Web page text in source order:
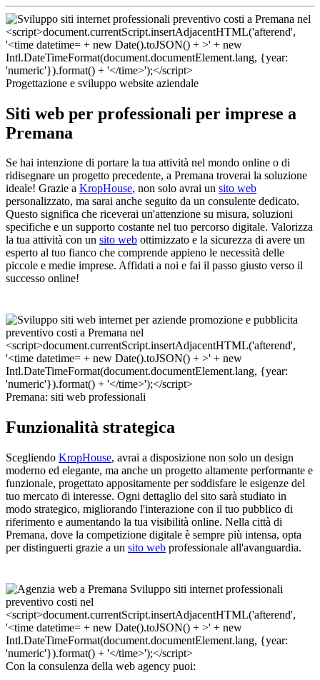
Progettazione e sviluppo website aziendale
Siti web per professionali per imprese a
Premana
Se hai intenzione di portare la tua attività nel mondo online o di
ridisegnare un progetto precedente, a Premana troverai la soluzione
ideale! Grazie a KropHouse, non solo avrai un sito web
personalizzato, ma sarai anche seguito da un consulente dedicato.
Questo significa che riceverai un'attenzione su misura, soluzioni
specifiche e un supporto costante nel tuo percorso digitale. Valorizza
la tua attività con un sito web ottimizzato e la sicurezza di avere un
esperto al tuo fianco che comprende appieno le necessità delle
piccole e medie imprese. Affidati a noi e fai il passo giusto verso il
successo online!
Premana: siti web professionali
Funzionalità strategica
Scegliendo KropHouse, avrai a disposizione non solo un design
moderno ed elegante, ma anche un progetto altamente performante e
funzionale, progettato appositamente per soddisfare le esigenze del
tuo mercato di interesse. Ogni dettaglio del sito sarà studiato in
modo strategico, migliorando l'interazione con il tuo pubblico di
riferimento e aumentando la tua visibilità online. Nella città di
Premana, dove la competizione digitale è sempre più intensa, opta
per distinguerti grazie a un sito web professionale all'avanguardia.
Con la consulenza della web agency puoi: